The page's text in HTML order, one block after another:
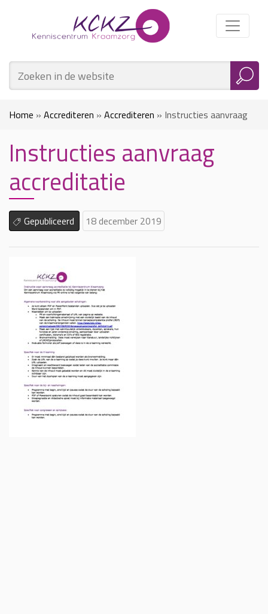
Home » Accrediteren » Accrediteren » Instructies aanvraag
accreditatie
Instructies aanvraag
accreditatie
Gepubliceerd 18 december 2019